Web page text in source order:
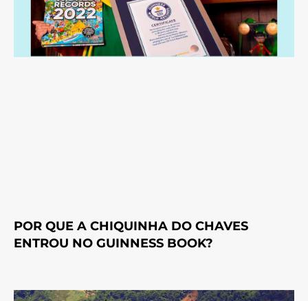
POR QUE A CHIQUINHA DO CHAVES
ENTROU NO GUINNESS BOOK?